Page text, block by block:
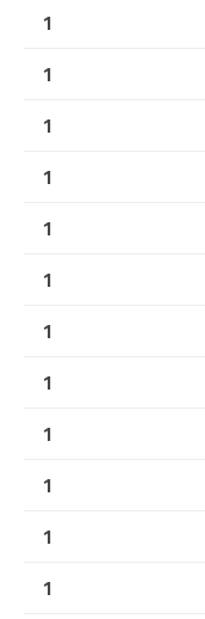
1
1
1
1
1
1
1
1
1
1
1
1